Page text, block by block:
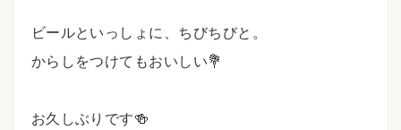
ビールといっしょに、ちびちびと。
からしをつけてもおいしい💐
お久しぶりです🍻